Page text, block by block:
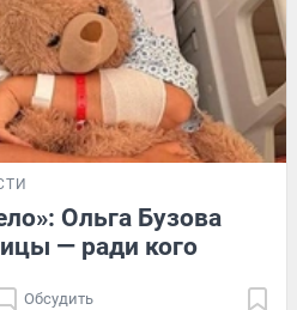
Ольга Бузова
— ради кого
Обсудить